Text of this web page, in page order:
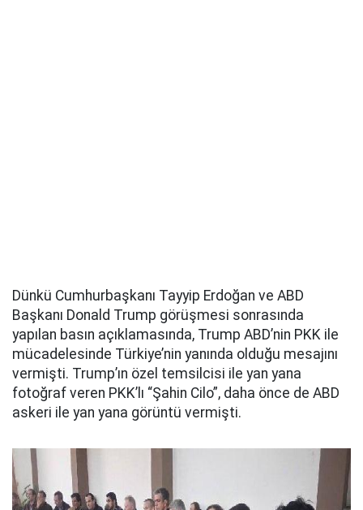
Dünkü Cumhurbaşkanı Tayyip Erdoğan ve ABD
Başkanı Donald Trump görüşmesi sonrasında
yapılan basın açıklamasında, Trump ABD’nin PKK ile
mücadelesinde Türkiye’nin yanında olduğu mesajını
vermişti. Trump’ın özel temsilcisi ile yan yana
fotoğraf veren PKK’lı “Şahin Cilo”, daha önce de ABD
askeri ile yan yana görüntü vermişti.